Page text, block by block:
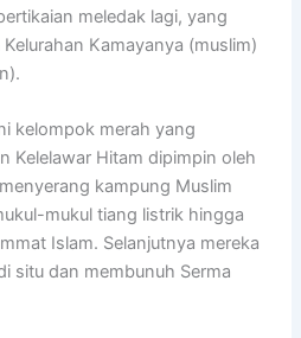
meledak lagi, yang
Kamayanya (muslim)
kelompok merah yang
Kelelawar Hitam dipimpin oleh
kampung Muslim
mukul tiang listrik hingga
Islam. Selanjutnya mereka
situ dan membunuh Serma